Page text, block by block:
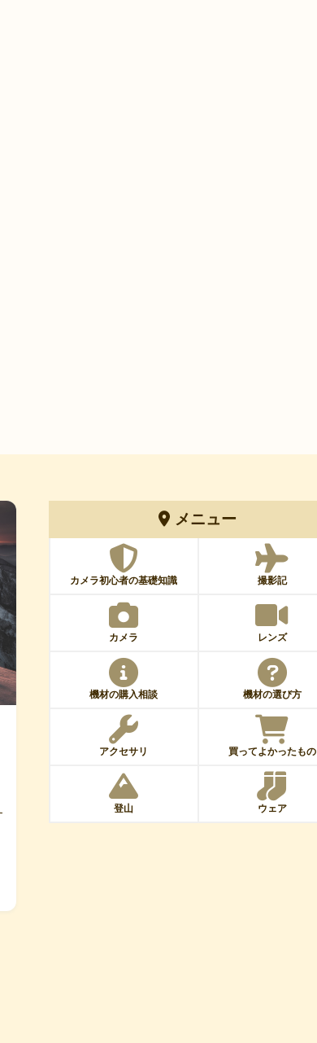
メニュー
カメラ初心者の基礎知識 撮影記
カメラ レンズ
機材の購入相談 機材の選び方
アクセサリ 買ってよかったもの
登山 ウェア